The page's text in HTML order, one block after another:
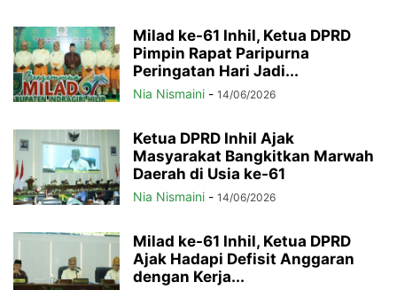
Milad ke-61 Inhil, Ketua DPRD
Pimpin Rapat Paripurna
Peringatan Hari Jadi...
Nia Nismaini - 14/06/2026
Ketua DPRD Inhil Ajak
Masyarakat Bangkitkan Marwah
Daerah di Usia ke-61
Nia Nismaini - 14/06/2026
Milad ke-61 Inhil, Ketua DPRD
Ajak Hadapi Defisit Anggaran
dengan Kerja...